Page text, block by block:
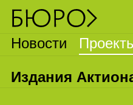
Новости
Издания